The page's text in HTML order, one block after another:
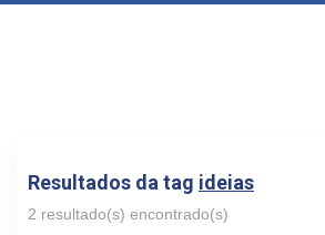
Resultados da tag ideias
2 resultado(s) encontrado(s)